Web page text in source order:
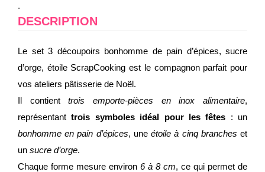
.
DESCRIPTION
Le set 3 découpoirs bonhomme de pain d’épices, sucre
d’orge, étoile ScrapCooking est le compagnon parfait pour
vos ateliers pâtisserie de Noël.
Il contienttrois emporte-pièces en inox alimentaire,
représentanttrois symboles idéal pour les fêtes : un
bonhomme en pain d’épices, uneétoile à cinq branches et
un sucre d’orge.
Chaque forme mesure environ 6 à 8 cm, ce qui permet de